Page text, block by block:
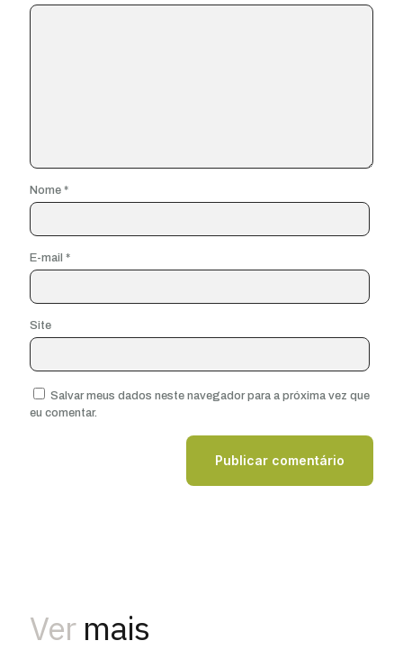
Nome *
E-mail *
Site
Salvar meus dados neste navegador para a próxima vez que
eu comentar.
Ver mais